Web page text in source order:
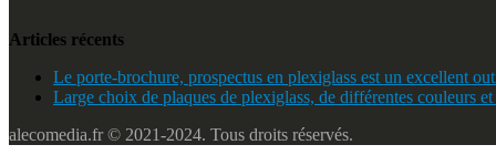
Articles récents
Le porte-brochure, prospectus en plexiglass est un excellent
Large choix de plaques de plexiglass, de différentes couleurs et
alecomedia.fr © 2021-2024. Tous droits réservés.